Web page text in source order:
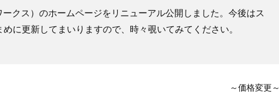
クス）のホームページをリニューアル公開しました。今後はス
に更新してまいりますので、時々覗いてみてください。
～価格変更～